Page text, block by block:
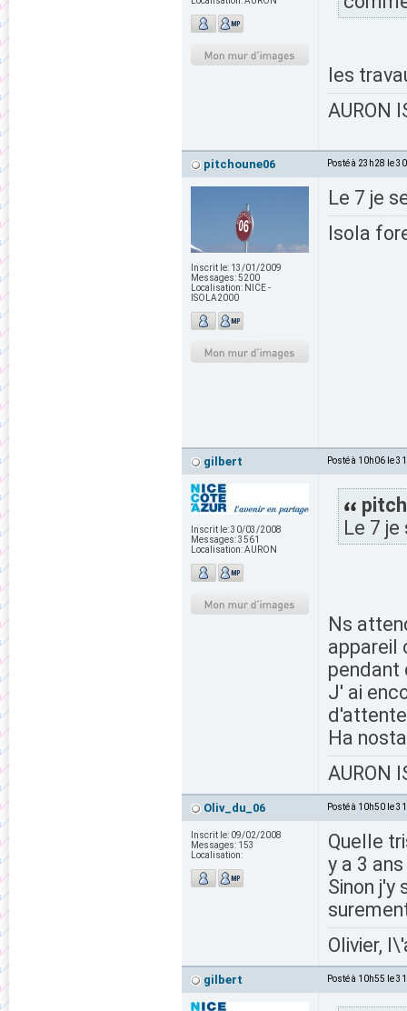
les
AURON
pitchoune06 Posté à 23h28 le
Inscrit le: 13/01/2009
Messages:5200
Localisation: NICE -
ISOLA2000
Le 7 je
Isola
gilbert Posté à 10h06 le
Inscrit le:30/03/2008
Messages:3561
Localisation:AURON
Le 7
Ns
appareil
pendant
J' ai
Ha
AURON
Oliv_du_06 Posté à 10h50 le
Inscrit le: 09/02/2008
Messages: 153
Localisation:
Quelle
y a 3
Sinon j'y
Olivier,
gilbert Posté à 10h55 le